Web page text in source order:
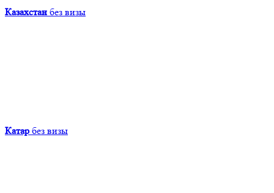
Казахстан без визы
Катар без визы